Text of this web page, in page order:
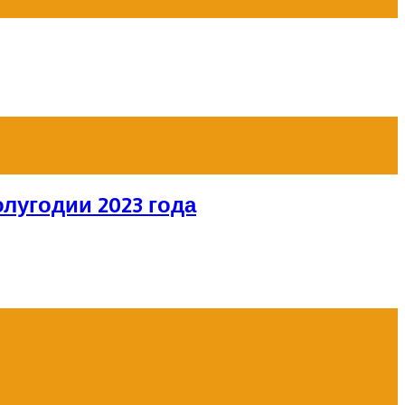
2023 года